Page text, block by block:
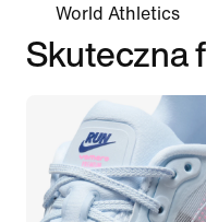
World Athletics
Skuteczna